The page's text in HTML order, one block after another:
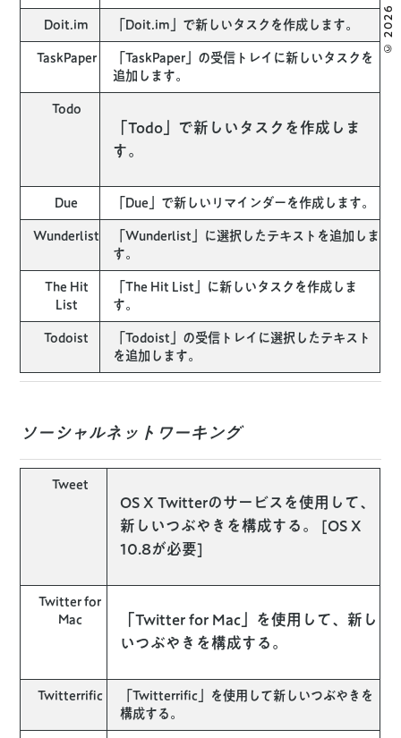
Doit.im 「Doit.im」で新しいタスクを作成します。
TaskPaper
「TaskPaper」の受信トレイに新しいタスクを
追加します。
Todo
「Todo」で新しいタスクを作成しま
す。
Due 「Due」で新しいリマインダーを作成します。
Wunderlist
「Wunderlist」に選択したテキストを追加しま
す。
The Hit
List
「The Hit List」に新しいタスクを作成しま
す。
Todoist
「Todoist」の受信トレイに選択したテキスト
を追加します。
ソーシャルネットワーキング
Tweet
OS X Twitterのサービスを使用して、
新しいつぶやきを構成する。 [OS X
10.8が必要]
Twitter for
Mac
「Twitter for Mac」を使用して、新し
いつぶやきを構成する。
Twitterrific
「Twitterrific」を使用して新しいつぶやきを
構成する。